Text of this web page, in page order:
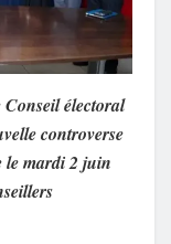
Conseil électoral
controverse
le mardi 2 juin